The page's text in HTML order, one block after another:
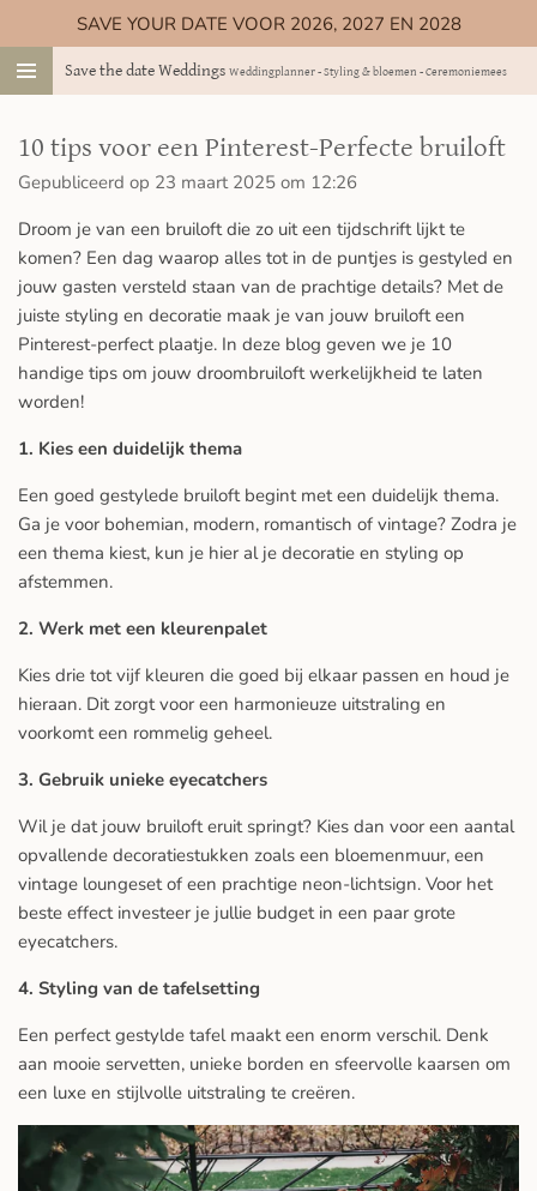
direct
naar
hoofdinhoud
Save the date Weddings Weddingplanner - Styling & bloemen - Ceremoniemeester
SAVE YOUR DATE VOOR 2026, 2027 EN 2028
10 tips voor een Pinterest-Perfecte bruiloft
Gepubliceerd op 23 maart 2025 om 12:26
Droom je van een bruiloft die zo uit een tijdschrift lijkt te
komen? Een dag waarop alles tot in de puntjes is gestyled en
jouw gasten versteld staan van de prachtige details? Met de
juiste styling en decoratie maak je van jouw bruiloft een
Pinterest-perfect plaatje. In deze blog geven we je 10
handige tips om jouw droombruiloft werkelijkheid te laten
worden!
1. Kies een duidelijk thema
Een goed gestylede bruiloft begint met een duidelijk thema.
Ga je voor bohemian, modern, romantisch of vintage? Zodra je
een thema kiest, kun je hier al je decoratie en styling op
afstemmen.
2. Werk met een kleurenpalet
Kies drie tot vijf kleuren die goed bij elkaar passen en houd je
hieraan. Dit zorgt voor een harmonieuze uitstraling en
voorkomt een rommelig geheel.
3. Gebruik unieke eyecatchers
Wil je dat jouw bruiloft eruit springt? Kies dan voor een aantal
opvallende decoratiestukken zoals een bloemenmuur, een
vintage loungeset of een prachtige neon-lichtsign. Voor het
beste effect investeer je jullie budget in een paar grote
eyecatchers.
4. Styling van de tafelsetting
Een perfect gestylde tafel maakt een enorm verschil. Denk
aan mooie servetten, unieke borden en sfeervolle kaarsen om
een luxe en stijlvolle uitstraling te creëren.